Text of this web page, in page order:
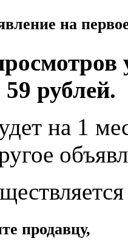
на
рублей.
на 1
продавцу,